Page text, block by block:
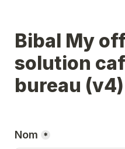
Bibal My
solution
bureau (v4)
Nom *